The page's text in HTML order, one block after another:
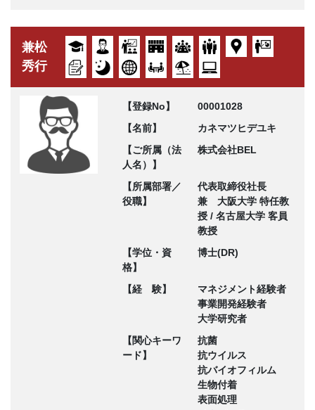
兼松
秀行
【登録No】
00001028
【名前】
カネマツヒデユキ
【ご所属（法
人名）】
株式会社BEL
【所属部署／
役職】
代表取締役社長
兼 大阪大学 特任教
授 / 名古屋大学 客員
教授
【学位・資
格】
博士(DR)
【経 験】
マネジメント経験者
事業開発経験者
大学研究者
【関心キーワ
ード】
抗菌
抗ウイルス
抗バイオフィルム
生物付着
表面処理